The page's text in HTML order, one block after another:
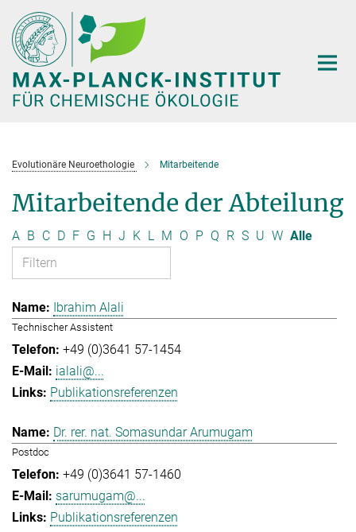
Hauptinhalt
Evolutionäre Neuroethologie Mitarbeitende
Mitarbeitende der Abteilung
A B C D F G H J K L M O P Q R S U W Alle
Ibrahim Alali
Technischer Assistent
+49 (0)3641 57-1454
ialali@...
Publikationsreferenzen
Dr. rer. nat. Somasundar Arumugam
Postdoc
+49 (0)3641 57-1460
sarumugam@...
Publikationsreferenzen